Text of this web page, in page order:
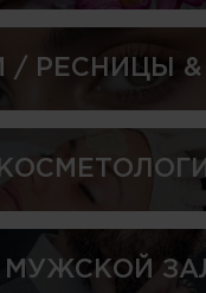
/ РЕСНИЦЫ
МУЖСКОЙ